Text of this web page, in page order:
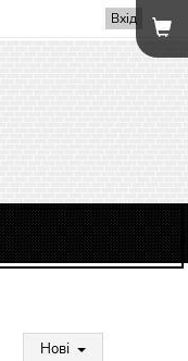
Вхід
Нові